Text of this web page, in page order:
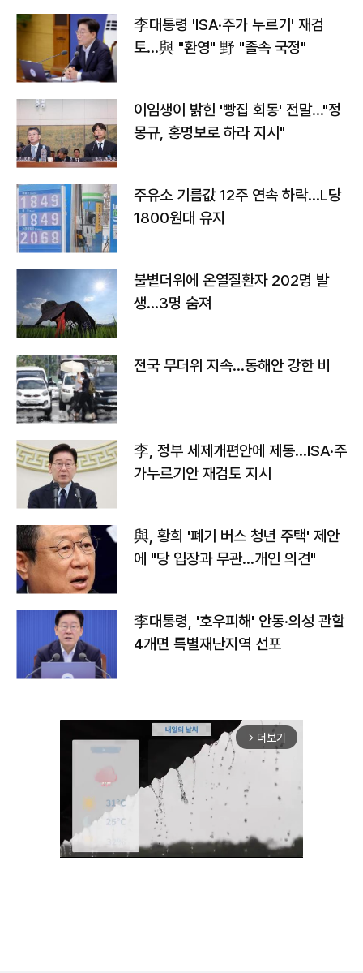
李대통령 'ISA·주가 누르기' 재검
토…與 "환영" 野 "졸속 국정"
이임생이 밝힌 '빵집 회동' 전말…"정
몽규, 홍명보로 하라 지시"
주유소 기름값 12주 연속 하락…L당
1800원대 유지
불볕더위에 온열질환자 202명 발
생…3명 숨져
전국 무더위 지속…동해안 강한 비
李, 정부 세제개편안에 제동…ISA·주
가누르기안 재검토 지시
與, 황희 '폐기 버스 청년 주택' 제안
에 "당 입장과 무관…개인 의견"
李대통령, '호우피해' 안동·의성 관할
4개면 특별재난지역 선포
arrow_forward_ios 더보기